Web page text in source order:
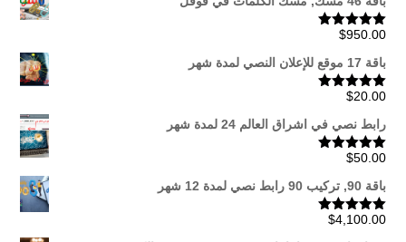
تم التقييم
$950.00
باقة 17 موقع للإعلان النصي لمدة شهر
تم التقييم
$20.00
رابط نصي في اشراق العالم 24 لمدة شهر
تم التقييم
$50.00
باقة 90, تركيب 90 رابط نصي لمدة 12 شهر
تم التقييم$4,100.00